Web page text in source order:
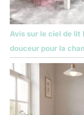
Avis sur le ciel de lit
douceur pour la